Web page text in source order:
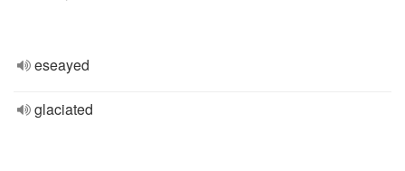
eseayed
glaciated